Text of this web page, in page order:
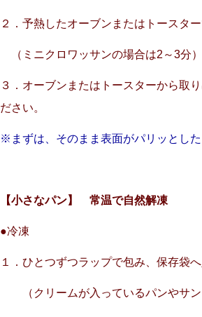
２．予熱したオーブンまたはトースタ
（ミニクロワッサンの場合は2～3分）
３．オーブンまたはトースターから取
ださい。
※まずは、そのまま表面がパリッとし
【小さなパン】 常温で自然解凍
●冷凍
１．ひとつずつラップで包み、保存袋
（クリームが入っているパンやサン